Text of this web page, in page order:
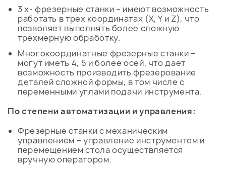
3 х- фрезерные станки – имеют возможность
работать в трех координатах (X, Y и Z), что
позволяет выполнять более сложную
трехмерную обработку.
Многокоординатные фрезерные станки –
могут иметь 4, 5 и более осей, что дает
возможность производить фрезерование
деталей сложной формы, в том числе с
переменными углами подачи инструмента.
По степени автоматизации и управления:
Фрезерные станки с механическим
управлением – управление инструментом и
перемещением стола осуществляется
вручную оператором.